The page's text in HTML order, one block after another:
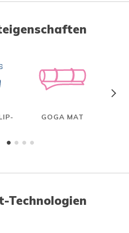
GOGA MAT
Technologien